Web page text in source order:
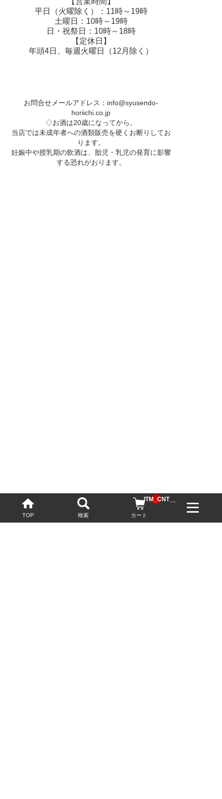
TOP 検索 カート
__ITM_CNT__
平日（火曜除く）：11時～19時
土曜日：10時～19時
日・祝祭日：10時～18時
【定休日】
年頭4日、毎週火曜日（12月除く）
お問合せメールアドレス： info@syusendo-
horiichi.co.jp
◇お酒は20歳になってから。
当店では未成年者への酒類販売を硬くお断りしてお
ります。
妊娠中や授乳期の飲酒は、胎児・乳児の発育に影響
する恐れがおります。